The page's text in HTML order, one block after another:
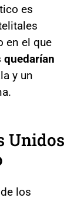
es
en el que
quedarían
y un
Unidos
los